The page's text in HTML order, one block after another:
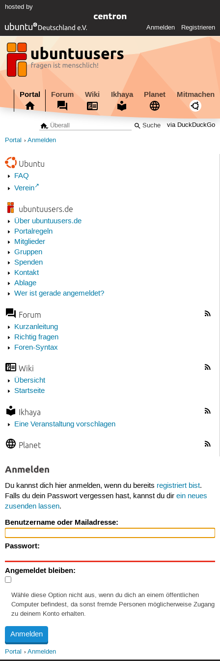
hosted by
Anmelden Registrieren
Portal Forum Wiki Ikhaya Planet Mitmachen
via DuckDuckGo
Portal Anmelden
Ubuntu
FAQ
Verein
ubuntuusers.de
Über ubuntuusers.de
Portalregeln
Mitglieder
Gruppen
Spenden
Kontakt
Ablage
Wer ist gerade angemeldet?
Forum
Kurzanleitung
Richtig fragen
Foren-Syntax
Wiki
Übersicht
Startseite
Ikhaya
Eine Veranstaltung vorschlagen
Planet
Anmelden
Du kannst dich hier anmelden, wenn du bereits registriert bist.
Falls du dein Passwort vergessen hast, kannst du dir ein neues
zusenden lassen.
Benutzername oder Mailadresse:
Passwort:
Angemeldet bleiben:
Wähle diese Option nicht aus, wenn du dich an einem öffentlichen
Computer befindest, da sonst fremde Personen möglicherweise Zugang
zu deinem Konto erhalten.
Portal Anmelden